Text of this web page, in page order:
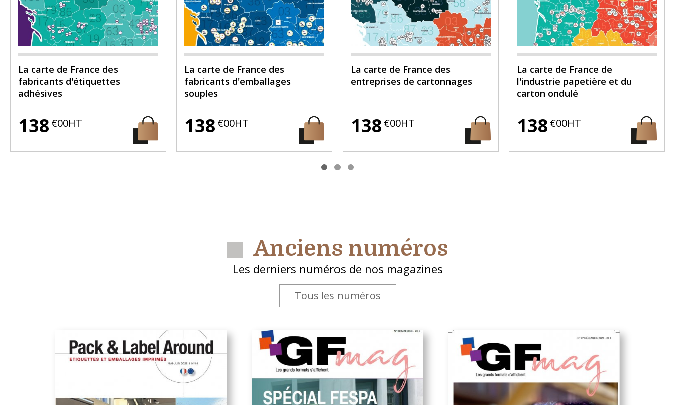
La carte de France des
fabricants d'étiquettes
adhésives
138 €00HT
La carte de France des
fabricants d'emballages
souples
138 €00HT
La carte de France des
entreprises de cartonnages
138 €00HT
La carte de France de
l'industrie papetière et du
carton ondulé
138 €00HT
Anciens numéros
Les derniers numéros de nos magazines
Tous les numéros